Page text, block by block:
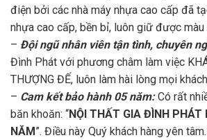
điện bởi các nhà máy nhựa cao cấp đã
nhựa cao cấp, bền bỉ, luôn giữ được
– Đội ngũ nhân viên tận tình, chuyên
Đình Phát với phương châm làm việc
THƯỢNG ĐẾ, luôn làm hài lòng mọi
– Cam kết bảo hành 05 năm:Có rất
băn khoăn: “NỘI THẤT GIA ĐÌNH PHÁT
NĂM”. Điều này Quý khách hàng yên